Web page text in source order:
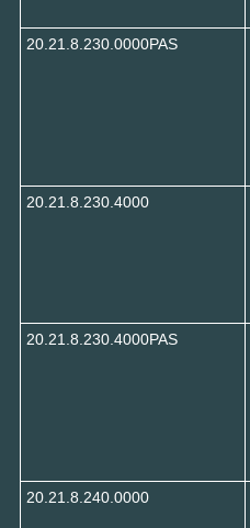
20.21.8.230.0000PAS
20.21.8.230.4000
20.21.8.230.4000PAS
20.21.8.240.0000